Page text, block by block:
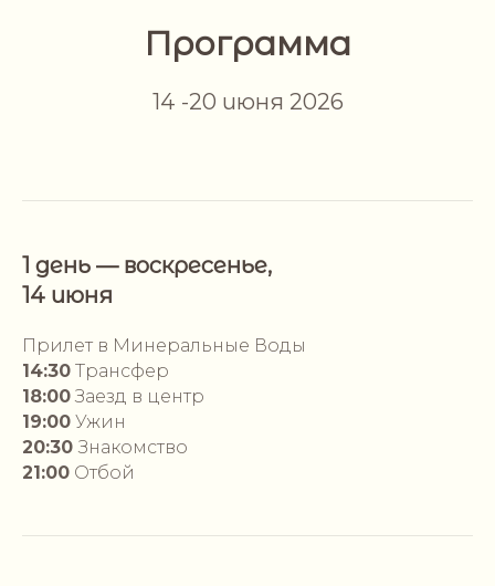
Программа
14 -20 июня 2026
1 день — воскресенье,
14 июня
Прилет в Минеральные Воды
14:30 Трансфер
18:00 Заезд в центр
19:00 Ужин
20:30 Знакомство
21:00 Отбой